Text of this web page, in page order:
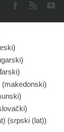
Facebook
Rss
)
)
)
(makedonski)
)
)
(srpski (lat))